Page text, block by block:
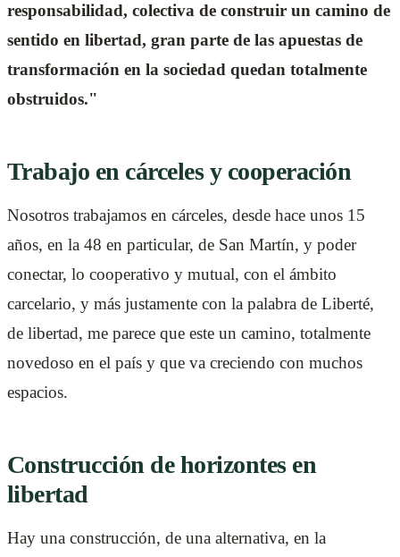
responsabilidad, colectiva de construir un camino de
sentido en libertad, gran parte de las apuestas de
transformación en la sociedad quedan totalmente
obstruidos."
Trabajo en cárceles y cooperación
Nosotros trabajamos en cárceles, desde hace unos 15
años, en la 48 en particular, de San Martín, y poder
conectar, lo cooperativo y mutual, con el ámbito
carcelario, y más justamente con la palabra de Liberté,
de libertad, me parece que este un camino, totalmente
novedoso en el país y que va creciendo con muchos
espacios.
Construcción de horizontes en
libertad
Hay una construcción, de una alternativa, en la